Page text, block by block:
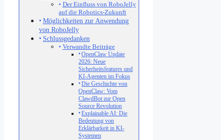
Der Einfluss von RoboJelly
auf die Robotics-Zukunft
Möglichkeiten zur Anwendung
von RoboJelly
Schlussgedanken
Verwandte Beiträge
OpenClaw Update
2026: Neue
Sicherheitsfeatures und
KI-Agenten im Fokus
Die Geschichte von
OpenClaw: Vom
ClawdBot zur Open
Source Revolution
Explainable AI: Die
Bedeutung von
Erklärbarkeit in KI-
Systemen